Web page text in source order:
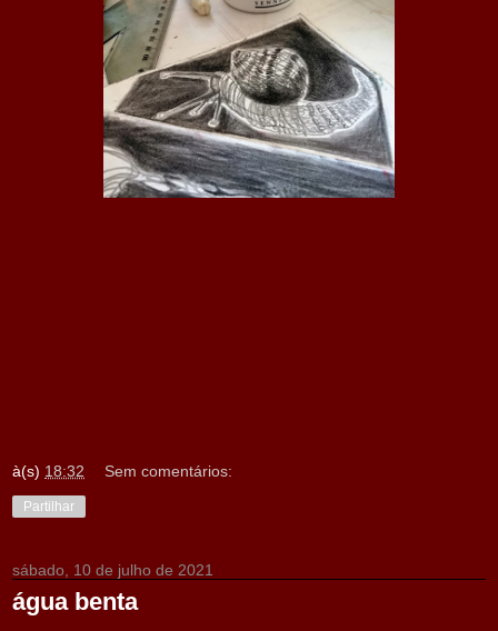
à(s) 18:32 Sem comentários:
Partilhar
sábado, 10 de julho de 2021
água benta